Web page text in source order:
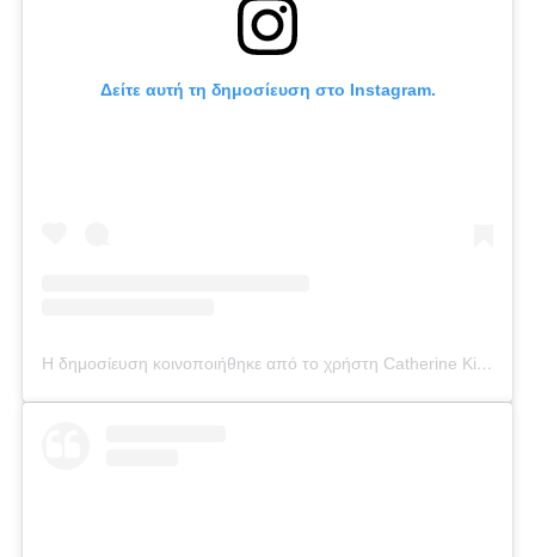
Δείτε αυτή τη δημοσίευση στο Instagram.
Η δημοσίευση κοινοποιήθηκε από το χρήστη Catherine Kikilia (@catherine_kikilia)